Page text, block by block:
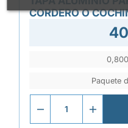
CORDERO O
Paquete